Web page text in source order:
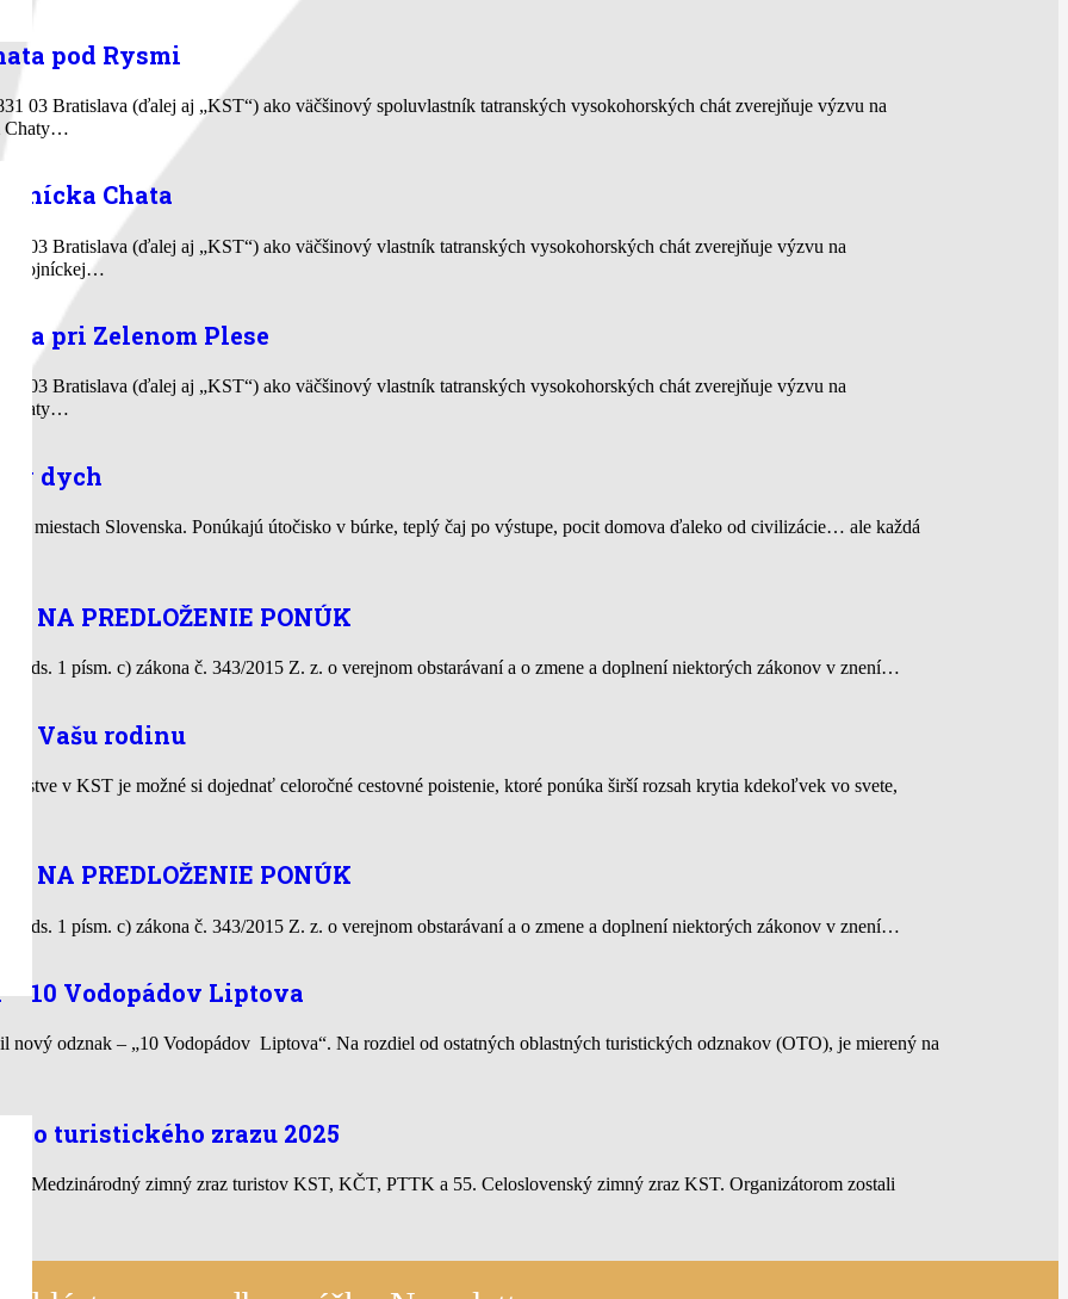
pod Rysmi
03 Bratislava (ďalej aj „KST“) ako väčšinový spoluvlastník tatranských vysokohorských chát zverejňuje výzvu na
Chaty…
Chata
03 Bratislava (ďalej aj „KST“) ako väčšinový vlastník tatranských vysokohorských chát zverejňuje výzvu na
Zbojníckej…
pri Zelenom Plese
03 Bratislava (ďalej aj „KST“) ako väčšinový vlastník tatranských vysokohorských chát zverejňuje výzvu na
Chaty…
dych
miestach Slovenska. Ponúkajú útočisko v búrke, teplý čaj po výstupe, pocit domova ďaleko od civilizácie… ale každá
NA PREDLOŽENIE PONÚK
ods. 1 písm. c) zákona č. 343/2015 Z. z. o verejnom obstarávaní a o zmene a doplnení niektorých zákonov v znení…
Vašu rodinu
v KST je možné si dojednať celoročné cestovné poistenie, ktoré ponúka širší rozsah krytia kdekoľvek vo svete,
NA PREDLOŽENIE PONÚK
ods. 1 písm. c) zákona č. 343/2015 Z. z. o verejnom obstarávaní a o zmene a doplnení niektorých zákonov v znení…
10 Vodopádov Liptova
odznak – „10 Vodopádov Liptova“. Na rozdiel od ostatných oblastných turistických odznakov (OTO), je mierený na
turistického zrazu 2025
Medzinárodný zimný zraz turistov KST, KČT, PTTK a 55. Celoslovenský zimný zraz KST. Organizátorom zostali